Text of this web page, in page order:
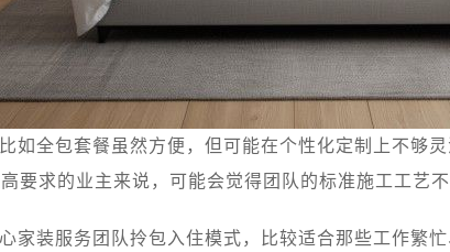
如全包套餐虽然方便，但可能在个性化定制上不够
要求的业主来说，可能会觉得团队的标准施工工艺
家装服务团队拎包入住模式，比较适合那些工作繁